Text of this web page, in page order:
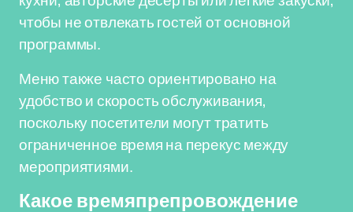
чтобы не отвлекать гостей от основной
программы.
Меню также часто ориентировано на
удобство и скорость обслуживания,
поскольку посетители могут тратить
ограниченное время на перекус между
мероприятиями.
Какое времяпрепровождение